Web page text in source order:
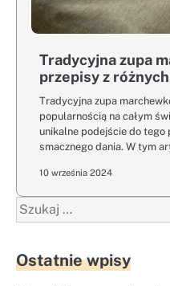
Tradycyjna zupa
przepisy z
Tradycyjna zupa
popularnością na całym
unikalne podejście do tego
smacznego dania. W tym
10 września 2024
Szukaj:
Ostatnie wpisy